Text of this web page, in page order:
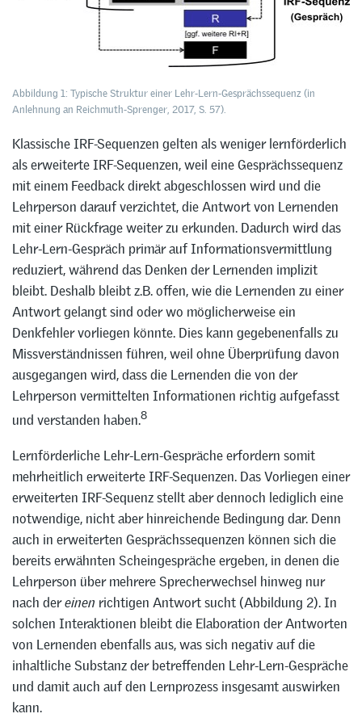
Abbildung 1: Typische Struktur einer Lehr-Lern-Gesprächssequenz (in
Anlehnung an Reichmuth-Sprenger, 2017, S. 57).
Klassische IRF-Sequenzen gelten als weniger lernförderlich
als erweiterte IRF-Sequenzen, weil eine Gesprächssequenz
mit einem Feedback direkt abgeschlossen wird und die
Lehrperson darauf verzichtet, die Antwort von Lernenden
mit einer Rückfrage weiter zu erkunden. Dadurch wird das
Lehr-Lern-Gespräch primär auf Informationsvermittlung
reduziert, während das Denken der Lernenden implizit
bleibt. Deshalb bleibt z.B. offen, wie die Lernenden zu einer
Antwort gelangt sind oder wo möglicherweise ein
Denkfehler vorliegen könnte. Dies kann gegebenenfalls zu
Missverständnissen führen, weil ohne Überprüfung davon
ausgegangen wird, dass die Lernenden die von der
Lehrperson vermittelten Informationen richtig aufgefasst
und verstanden haben.8
Lernförderliche Lehr-Lern-Gespräche erfordern somit
mehrheitlich erweiterte IRF-Sequenzen. Das Vorliegen einer
erweiterten IRF-Sequenz stellt aber dennoch lediglich eine
notwendige, nicht aber hinreichende Bedingung dar. Denn
auch in erweiterten Gesprächssequenzen können sich die
bereits erwähnten Scheingespräche ergeben, in denen die
Lehrperson über mehrere Sprecherwechsel hinweg nur
nach dereinen richtigen Antwort sucht (Abbildung 2). In
solchen Interaktionen bleibt die Elaboration der Antworten
von Lernenden ebenfalls aus, was sich negativ auf die
inhaltliche Substanz der betreffenden Lehr-Lern-Gespräche
und damit auch auf den Lernprozess insgesamt auswirken
kann.